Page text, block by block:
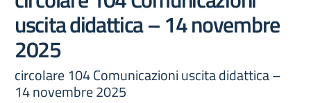
uscita didattica – 14 novembre
2025
circolare 104 Comunicazioni uscita didattica –
14 novembre 2025